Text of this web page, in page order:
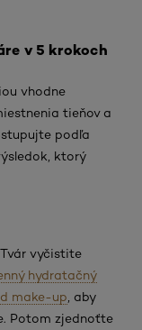
v 5 krokoch
vhodne
tieňov a
podľa
ktorý
vyčistite
hydratačný
make-up , aby
Potom zjednoťte